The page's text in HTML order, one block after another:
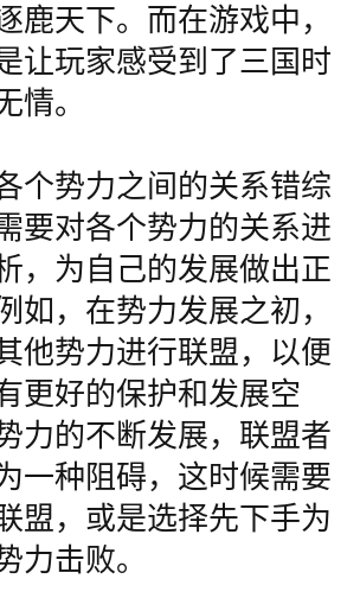
鹿天下。而在游戏中，
让玩家感受到了三国时
情。
个势力之间的关系错综
要对各个势力的关系进
，为自己的发展做出正
如，在势力发展之初，
他势力进行联盟，以便
更好的保护和发展空
力的不断发展，联盟者
一种阻碍，这时候需要
盟，或是选择先下手为
力击败。